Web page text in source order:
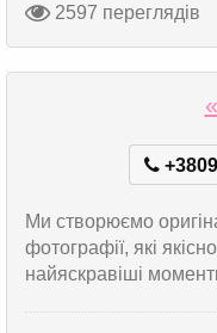
2597 переглядів
+3809
Ми створюємо
фотографії, які
найяскравіші